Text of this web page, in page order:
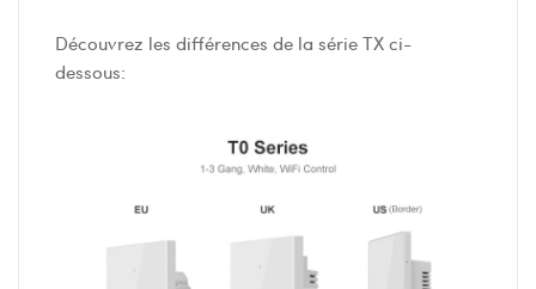
Découvrez les différences de la série TX ci-
dessous: